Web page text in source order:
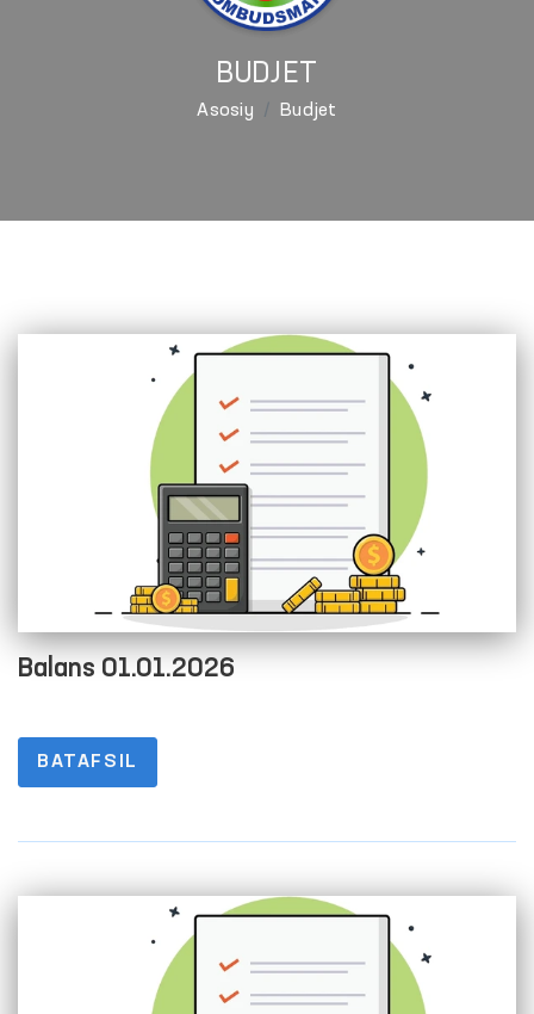
BUDJET
Asosiy Budjet
Balans 01.01.2026
BATAFSIL